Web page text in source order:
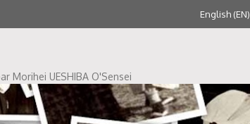
English (EN)
Morihei UESHIBA O'Sensei